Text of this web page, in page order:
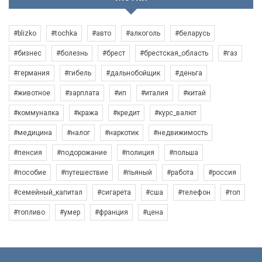
#blizko #tochka #авто #алкоголь #беларусь
#бизнес #болезнь #брест #брестская_область #газ
#германия #гибель #дальнобойщик #деньга
#животное #зарплата #ип #италия #китай
#коммуналка #кража #кредит #курс_валют
#медицина #налог #наркотик #недвижимость
#пенсия #подорожание #полиция #польша
#пособие #путешествие #пьяный #работа #россия
#семейный_капитал #сигарета #сша #телефон #топ
#топливо #умер #франция #цена